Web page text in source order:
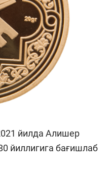
йилда Алишер
йиллигига бағишлаб